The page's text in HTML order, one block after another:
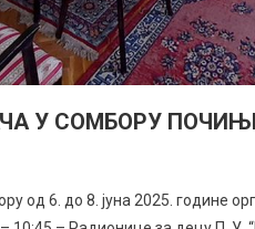
У СОМБОРУ
од 6. до 8. јуна 2025.